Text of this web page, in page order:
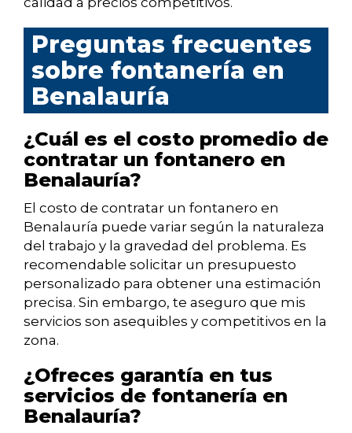
Preguntas frecuentes
sobre fontanería en
Benalauría
¿Cuál es el costo promedio de
contratar un fontanero en
Benalauría?
El costo de contratar un fontanero en
Benalauría puede variar según la naturaleza
del trabajo y la gravedad del problema. Es
recomendable solicitar un presupuesto
personalizado para obtener una estimación
precisa. Sin embargo, te aseguro que mis
servicios son asequibles y competitivos en la
zona.
¿Ofreces garantía en tus
servicios de fontanería en
Benalauría?